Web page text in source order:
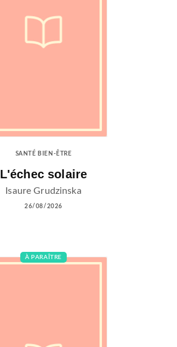
SANTÉ BIEN-ÊTRE
L'échec solaire
Isaure Grudzinska
26/08/2026
À PARAÎTRE